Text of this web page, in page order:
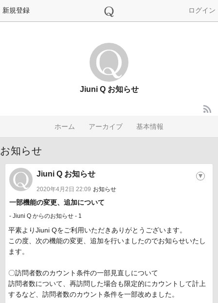
新規登録 ログイン
Jiuni Q お知らせ
ホーム アーカイブ 基本情報
お知らせ
Jiuni Q お知らせ
2020年4月2日 22:09 お知らせ
▼
一部機能の変更、追加について
- Jiuni Q からのお知らせ - 1
平素よりJiuni Qをご利用いただきありがとうございます。
この度、次の機能の変更、追加を行いましたのでお知らせいたし
ます。
〇訪問者数のカウント条件の一部見直しについて
訪問者数について、再訪問した場合も限定的にカウントして計上
するなど、訪問者数のカウント条件を一部改めました。